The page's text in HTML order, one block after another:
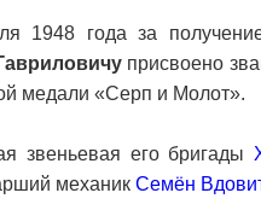
1948 года за
присвоено
медали «Серп и Молот».
звеньевая его бригады
механик Семён